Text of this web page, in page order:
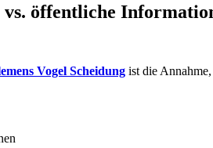
vs. öffentliche
Vogel Scheidung ist die